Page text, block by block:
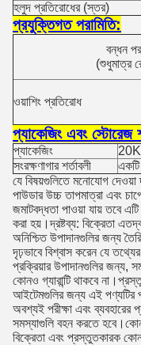
হলুদ প্রতিরোধের (স্তর)
প্রযুক্তিগত পরামিতি:
বন্ধন
(শুধুমাত্র
ওয়াশিং প্রতিরোধ
প্যাকেজিং এবং স্টোরেজ
প্যাকেজিং
সংরক্ষণাগার শর্তাবলী
যে বিষয়গুলিতে মনোযোগ
পাউডার উচ্চ তাপমাত্রা এবং
জমাটবদ্ধতা পাওয়া যায় তবে এটি
করা হয়।দ্রষ্টব্য: বিক্রেতা
অনিশ্চিত উপাদানগুলির জন্য
দৃঢ়ভাবে বিশ্বাস করেন যে
প্রক্রিয়ার উপাদানগুলির জন্য,
কোনও গ্যারান্টি থাকবে
আইটেমগুলির জন্য এই পণ্যটির
অবশ্যই পরীক্ষা এবং ব্যবহারের
সমস্যাগুলি বহন করতে
বিক্রেতা এবং প্রস্তুতকারক